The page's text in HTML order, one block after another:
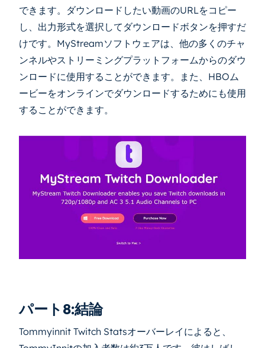
できます。ダウンロードしたい動画のURLをコピー
し、出力形式を選択してダウンロードボタンを押すだ
けです。MyStreamソフトウェアは、他の多くのチャ
ンネルやストリーミングプラットフォームからのダウ
ンロードに使用することができます。また、HBOム
ービーをオンラインでダウンロードするためにも使用
することができます。
パート8:結論
Tommyinnit Twitch Statsオーバーレイによると、